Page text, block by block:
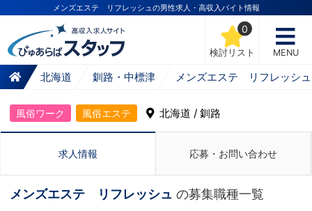
メンズエステ リフレッシュの男性求人・高収入バイト情報
検討リスト
0
MENU
北海道 釧路・中標津 メンズエステ リフレッシュ
風俗ワーク 風俗エステ 北海道 / 釧路
求人情報 応募・お問い合わせ
メンズエステ リフレッシュ の募集職種一覧